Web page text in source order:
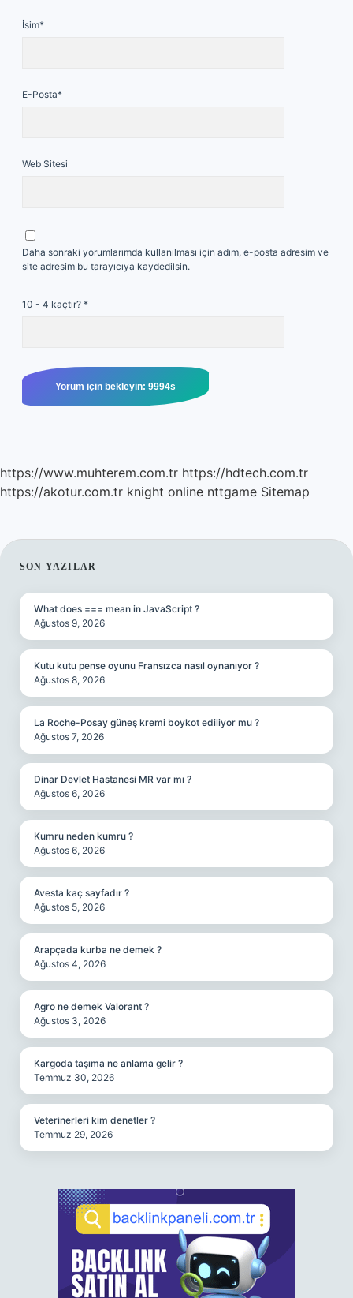
İsim*
E-Posta*
Web Sitesi
Daha sonraki yorumlarımda kullanılması için adım, e-posta adresim ve
site adresim bu tarayıcıya kaydedilsin.
10 - 4 kaçtır? *
https://www.muhterem.com.tr https://hdtech.com.tr
https://akotur.com.tr knight online nttgame Sitemap
SIDEBAR
SON YAZILAR
What does === mean in JavaScript ?
Ağustos 9, 2026
Kutu kutu pense oyunu Fransızca nasıl oynanıyor ?
Ağustos 8, 2026
La Roche-Posay güneş kremi boykot ediliyor mu ?
Ağustos 7, 2026
Dinar Devlet Hastanesi MR var mı ?
Ağustos 6, 2026
Kumru neden kumru ?
Ağustos 6, 2026
Avesta kaç sayfadır ?
Ağustos 5, 2026
Arapçada kurba ne demek ?
Ağustos 4, 2026
Agro ne demek Valorant ?
Ağustos 3, 2026
Kargoda taşıma ne anlama gelir ?
Temmuz 30, 2026
Veterinerleri kim denetler ?
Temmuz 29, 2026